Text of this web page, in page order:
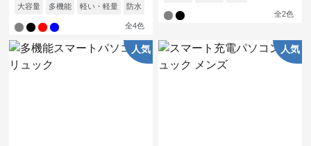
大容量 多機能 軽い・軽量 防水
全4色
全2色
人気 人気